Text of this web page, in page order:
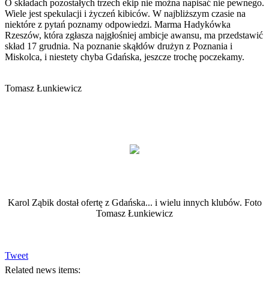
O składach pozostałych trzech ekip nie można napisać nie pewnego.
Wiele jest spekulacji i życzeń kibiców. W najbliższym czasie na
niektóre z pytań poznamy odpowiedzi. Marma Hadykówka
Rzeszów, która zgłasza najgłośniej ambicje awansu, ma przedstawić
skład 17 grudnia. Na poznanie skąłdów drużyn z Poznania i
Miskolca, i niestety chyba Gdańska, jeszcze trochę poczekamy.
Tomasz Łunkiewicz
Karol Ząbik dostał ofertę z Gdańska... i wielu innych klubów. Foto
Tomasz Łunkiewicz
Tweet
Related news items: